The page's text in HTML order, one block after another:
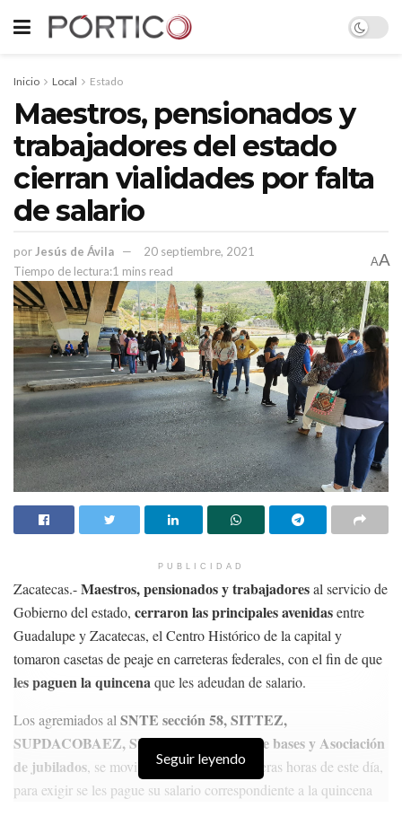
Inicio Local Estado
Maestros, pensionados y
trabajadores del estado
cierran vialidades por falta
de salario
por Jesús de Ávila
20 septiembre, 2021
Tiempo de lectura:1 mins read
AA
PUBLICIDAD
Zacatecas.-Maestros, pensionados y trabajadoresal servicio de
Gobierno del estado, cerraron las principales avenidasentre
Guadalupe y Zacatecas, el Centro Histórico de la capital y
tomaron casetas de peaje en carreteras federales, con el fin de que
les paguen la quincenaque les adeudan de salario.
Los agremiados al SNTE sección 58, SITTEZ,
SUPDACOBAEZ, SITEZ, Movimiento de bases y Asociación
de jubilados , se movilizaron desde las primeras horas de este día,
para exigir se les pague su salario correspondiente a la quincena
Seguir leyendo